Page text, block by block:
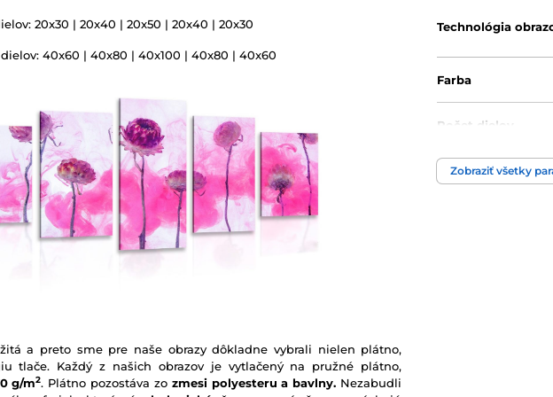
20x30 | 20x40 | 20x50 | 20x40 | 20x30
40x60 | 40x80 | 40x100 | 40x80 | 40x60
a preto sme pre naše obrazy dôkladne vybrali nielen plátno,
tlače. Každý z našich obrazov je vytlačený na pružné plátno,
g/m2. Plátno pozostáva zo zmesi polyesteru a bavlny. Nezabudli
Technológia
Farba
Počet dielov
Zobraziť všetky